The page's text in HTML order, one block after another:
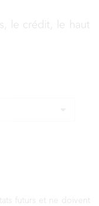
le crédit, le haut
futurs et ne doivent